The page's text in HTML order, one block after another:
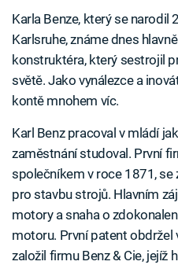
Karla Benze, který se narodil
Karlsruhe, známe dnes
konstruktéra, který sestrojil
světě. Jako vynálezce a
kontě mnohem víc.
Karl Benz pracoval v mládí
zaměstnání studoval. První
společníkem v roce 1871,
pro stavbu strojů. Hlavním
motory a snaha o
motoru. První patent
založil firmu Benz & Cie, jejíž